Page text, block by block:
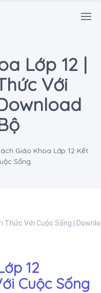
Lớp 12 |
Với
Giáo Khoa Lớp 12 Kết
Sống.
Thức Với Cuộc Sống |
12
Cuộc Sống